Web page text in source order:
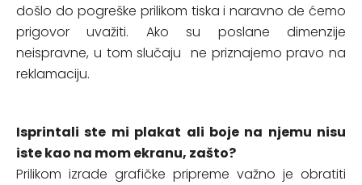
došlo do pogreške prilikom tiska i naravno de ćemo
prigovor uvažiti. Ako su poslane dimenzije
neispravne, u tom slučaju ne priznajemo pravo na
reklamaciju.
Isprintali ste mi plakat ali boje na njemu nisu
iste kao na mom ekranu, zašto?
Prilikom izrade grafičke pripreme važno je obratiti